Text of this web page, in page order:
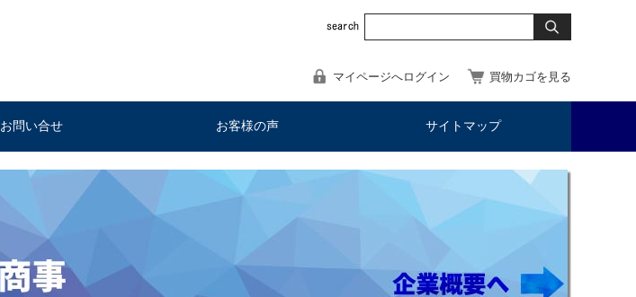
マイページへログイン 買物カゴを見る
お問い合せ お客様の声 サイトマップ